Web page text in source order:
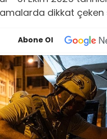
dikkat
Abone Ol